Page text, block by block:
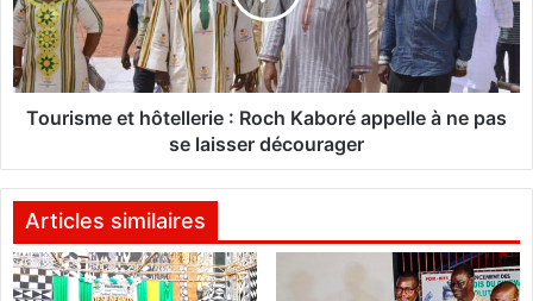
u
r
d
e
N
r
r
s
m
e
e
ô
t
l
l
e
Tourisme et hôtellerie : Roch Kaboré appelle à ne pas
se laisser décourager
Articles similaires